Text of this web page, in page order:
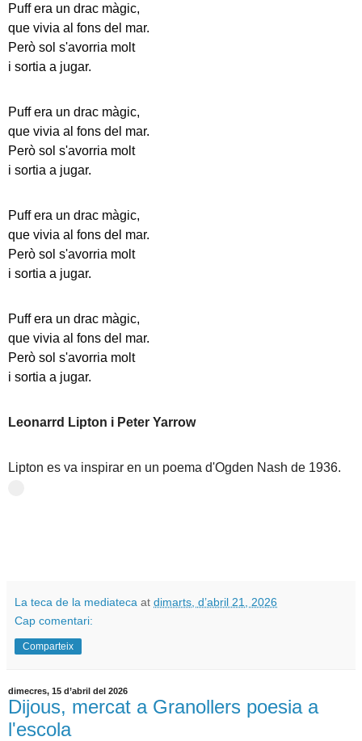
Puff era un drac màgic,
que vivia al fons del mar.
Però sol s'avorria molt
i sortia a jugar.
Puff era un drac màgic,
que vivia al fons del mar.
Però sol s'avorria molt
i sortia a jugar.
Puff era un drac màgic,
que vivia al fons del mar.
Però sol s'avorria molt
i sortia a jugar.
Puff era un drac màgic,
que vivia al fons del mar.
Però sol s'avorria molt
i sortia a jugar.
Leonarrd Lipton i Peter Yarrow
Lipton es va inspirar en un poema d'Ogden Nash de 1936.
La teca de la mediateca at dimarts, d’abril 21, 2026
Cap comentari:
Comparteix
dimecres, 15 d’abril del 2026
Dijous, mercat a Granollers poesia a
l'escola